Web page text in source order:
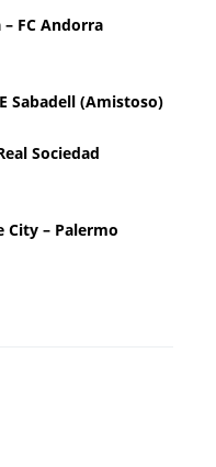
FC Andorra
Sabadell (Amistoso)
Sociedad
City – Palermo